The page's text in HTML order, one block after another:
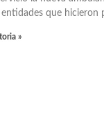
que hicieron
»